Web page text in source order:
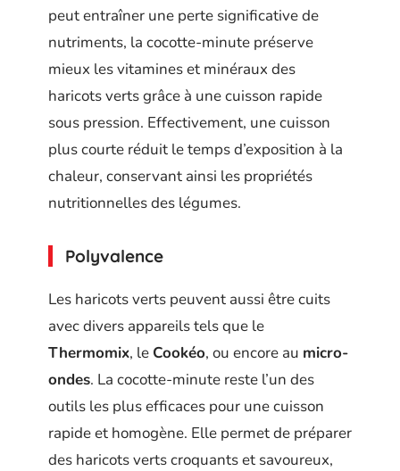
peut entraîner une perte significative de
nutriments, la cocotte-minute préserve
mieux les vitamines et minéraux des
haricots verts grâce à une cuisson rapide
sous pression. Effectivement, une cuisson
plus courte réduit le temps d’exposition à la
chaleur, conservant ainsi les propriétés
nutritionnelles des légumes.
Polyvalence
Les haricots verts peuvent aussi être cuits
avec divers appareils tels que le
Thermomix, le Cookéo, ou encore au micro-
ondes. La cocotte-minute reste l’un des
outils les plus efficaces pour une cuisson
rapide et homogène. Elle permet de préparer
des haricots verts croquants et savoureux,